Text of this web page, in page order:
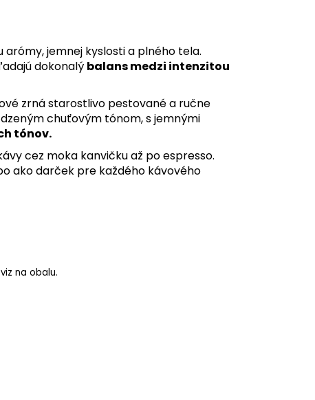
jemnej kyslosti a plného tela.
dokonalý balans medzi intenzitou
zrná starostlivo pestované a ručne
chuťovým tónom, s jemnými
tónov.
cez moka kanvičku až po espresso.
ako darček pre každého kávového
na obalu.